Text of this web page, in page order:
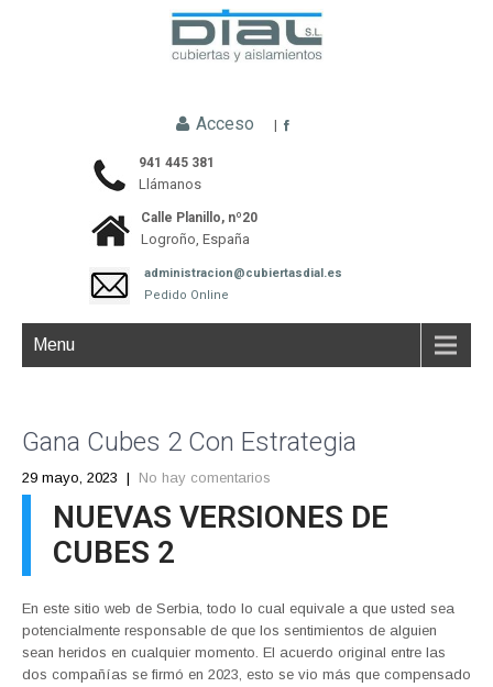
Acceso |
941 445 381
Llámanos
Calle Planillo, nº20
Logroño, España
administracion@cubiertasdial.es
Pedido Online
Menu
Gana Cubes 2 Con Estrategia
29 mayo, 2023 | No hay comentarios
NUEVAS VERSIONES DE
CUBES 2
En este sitio web de Serbia, todo lo cual equivale a que usted sea
potencialmente responsable de que los sentimientos de alguien
sean heridos en cualquier momento. El acuerdo original entre las
dos compañías se firmó en 2023, esto se vio más que compensado